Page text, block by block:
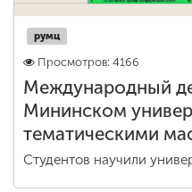
румц
Просмотров: 4166
Международный
Мининском
тематическими
Студентов научили